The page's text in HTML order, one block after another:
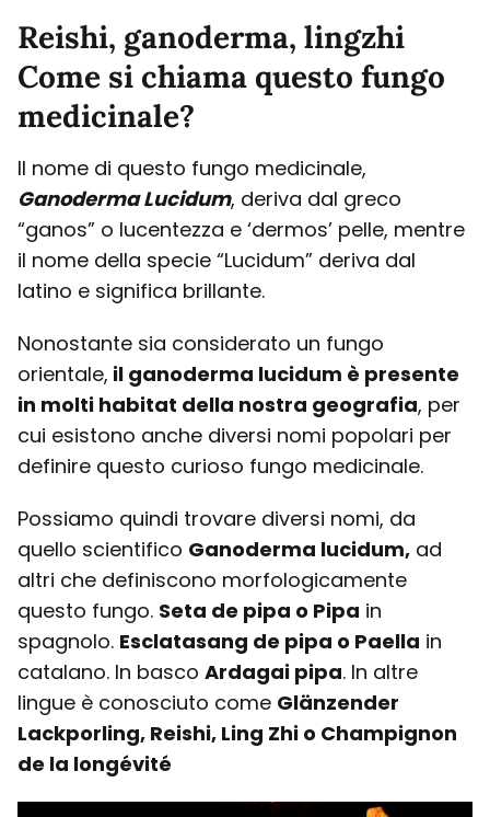
Reishi, ganoderma, lingzhi
Come si chiama questo fungo
medicinale?
Il nome di questo fungo medicinale,
Ganoderma Lucidum, deriva dal greco
“ganos” o lucentezza e ‘dermos’ pelle, mentre
il nome della specie “Lucidum” deriva dal
latino e significa brillante.
Nonostante sia considerato un fungo
orientale, il ganoderma lucidum è presente
in molti habitat della nostra geografia, per
cui esistono anche diversi nomi popolari per
definire questo curioso fungo medicinale.
Possiamo quindi trovare diversi nomi, da
quello scientifico Ganoderma lucidum, ad
altri che definiscono morfologicamente
questo fungo. Seta de pipa o Pipa in
spagnolo. Esclatasang de pipa o Paella in
catalano. In basco Ardagai pipa. In altre
lingue è conosciuto come Glänzender
Lackporling, Reishi, Ling Zhi o Champignon
de la longévité